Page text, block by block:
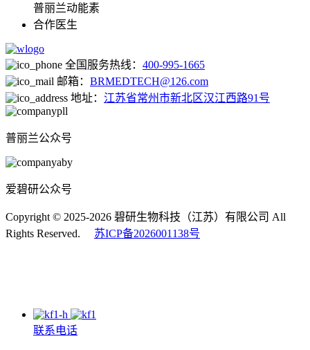
普丽兰动能素
合作医生
全国服务热线： 400-995-1665
邮箱： BRMEDTECH@126.com
地址： 江苏省常州市新北区汉江西路91号
普丽兰公众号
爱碧研公众号
Copyright © 2025-2026 碧研生物科技（江苏）有限公司 All
Rights Reserved. 苏ICP备2026001138号
联系电话